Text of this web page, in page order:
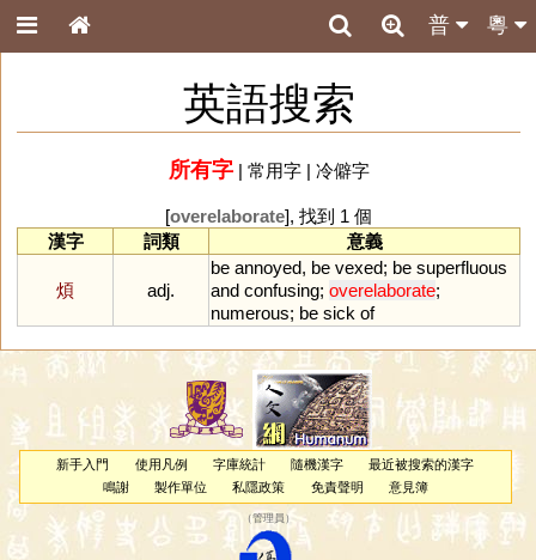
粵
普
英語搜索
所有字| 常用字| 冷僻字
[overelaborate], 找到 1 個
漢字
詞類 意義
煩 adj.
be annoyed, be vexed; be superfluous
and confusing; overelaborate;
numerous; be sick of
新手入門 使用凡例 字庫統計 隨機漢字
最近被搜索的漢字
鳴謝
製作單位 私隱政策 免責聲明 意見簿
（管理員 ）